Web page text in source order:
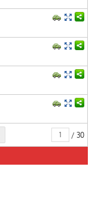
/ 30